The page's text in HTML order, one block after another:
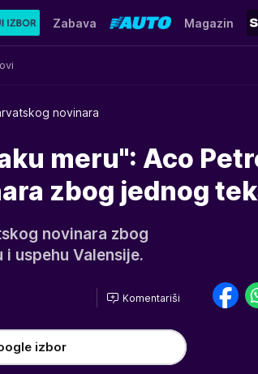
Zabava Magazin
novinara
meru": Aco
zbog jednog
novinara zbog
uspehu Valensije.
Komentariši
izbor